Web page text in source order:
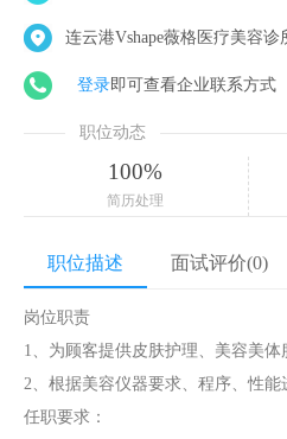
连云港Vshape薇格医疗美容诊
登录即可查看企业联系方式
职位动态
100%
简历处理
职位描述 面试评价(0)
岗位职责
1、为顾客提供皮肤护理、美容美体
2、根据美容仪器要求、程序、性能
任职要求：